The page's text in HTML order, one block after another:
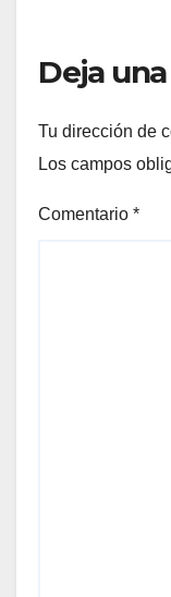
Deja
Tu dirección de
Los campos
Comentario *